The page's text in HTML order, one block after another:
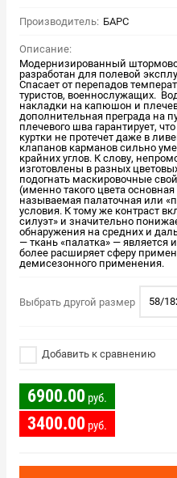
Производитель: БАРС
Описание:
Модернизированный
разработан для полевой
Спасает от перепадов
туристов, военнослужащих.
накладки на капюшон и
дополнительная преграда на
плечевого шва гарантирует,
куртки не протечет даже в
клапанов карманов сильно
крайних углов. К слову,
изготовлены в разных
подогнать маскировочные
(именно такого цвета
называемая палаточная или
условия. К тому же контраст
силуэт» и значительно
обнаружения на средних и
— ткань «палатка» —
более расширяет сферу
демисезонного применения.
Выбрать другой размер 58/
Добавить к сравнению
6900.00 руб.
3400.00 руб.